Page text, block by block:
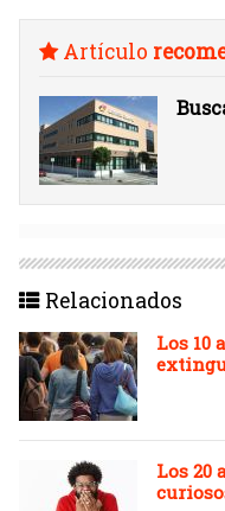
Artículo
Relacionados
Los 10
Los 20